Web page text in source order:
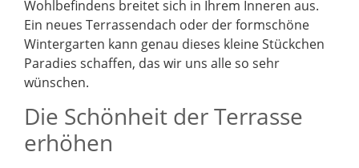
Wohlbefindens breitet sich in Ihrem Inneren aus.
Ein neues Terrassendach oder der formschöne
Wintergarten kann genau dieses kleine Stückchen
Paradies schaffen, das wir uns alle so sehr
wünschen.
Die Schönheit der Terrasse
erhöhen